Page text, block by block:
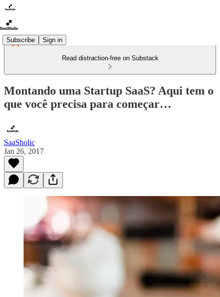
Subscribe Sign in
Read distraction-free on Substack
Montando uma Startup SaaS? Aqui tem o
que você precisa para começar…
SaaSholic
Jan 26, 2017